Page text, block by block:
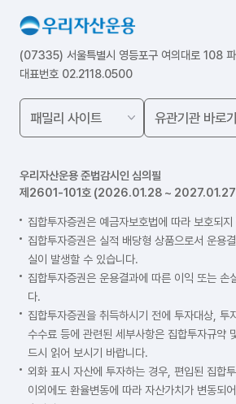
(07335) 서울특별시 영등포구 여의대로 108
대표번호 02.2118.0500
우리자산운용 준법감시인 심의필
제2601-101호 (2026.01.28 ~
집합투자증권은 예금자보호법에 따라 보호되지
집합투자증권은 실적 배당형 상품으로서 운용
실이 발생할 수 있습니다.
집합투자증권은 운용결과에 따른 이익 또는 손
다.
집합투자증권을 취득하시기 전에 투자대상, 투
수수료 등에 관련된 세부사항은 집합투자규약
드시 읽어 보시기 바랍니다.
외화 표시 자산에 투자하는 경우, 편입된 집합
이외에도 환율변동에 따라 자산가치가 변동되